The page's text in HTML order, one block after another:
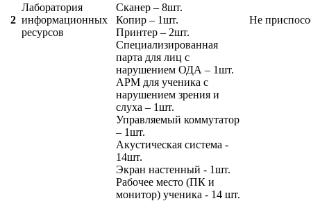
2
Лаборатория
информационных
ресурсов
Сканер – 8шт.
Копир – 1шт.
Принтер – 2шт.
Специализированная
парта для лиц с
нарушением ОДА – 1шт.
АРМ для ученика с
нарушением зрения и
слуха – 1шт.
Управляемый коммутатор
– 1шт.
Акустическая система -
14шт.
Экран настенный - 1шт.
Рабочее место (ПК и
монитор) ученика - 14 шт.
Не